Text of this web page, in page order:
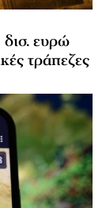
ευρώ
τράπεζες